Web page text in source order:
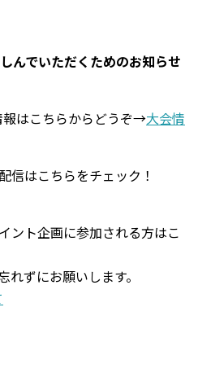
んでいただくためのお知らせ
報はこちらからどうぞ→大会情
信はこちらをチェック！
ント企画に参加される方はこ
ずにお願いします。